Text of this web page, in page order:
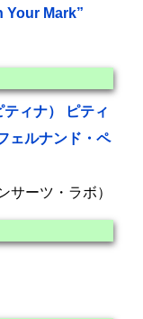
Your Mark”
ィナ） ピティ
ェルナンド・ペ
ーツ・ラボ）